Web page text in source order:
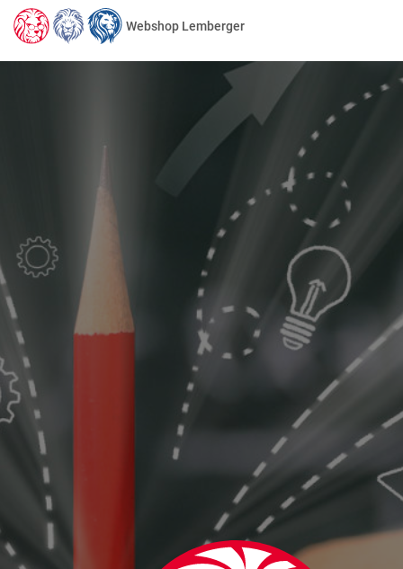
Webshop Lemberger